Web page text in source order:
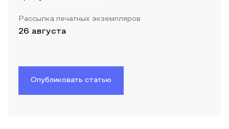
Рассылка печатных экземпляров
26 августа
Опубликовать статью